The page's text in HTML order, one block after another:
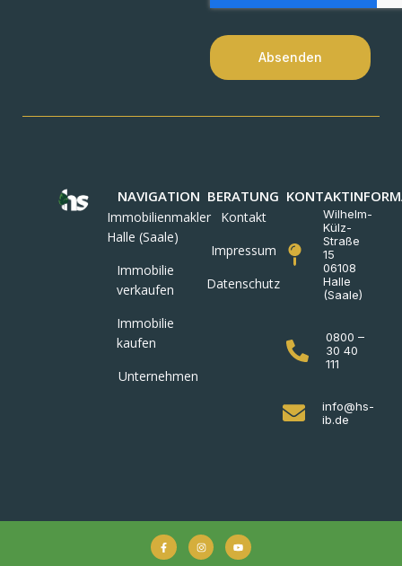
Absenden
NAVIGATION
Immobilienmakler
Halle (Saale)
Immobilie
verkaufen
Immobilie
kaufen
Unternehmen
BERATUNG
Kontakt
Impressum
Datenschutz
Wilhelm-
Külz-
Straße
15
06108
Halle
(Saale)
0800 –
30 40
111
info@hs-
ib.de